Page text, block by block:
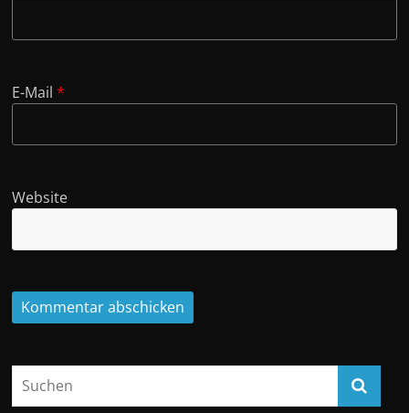
E-Mail*
Website